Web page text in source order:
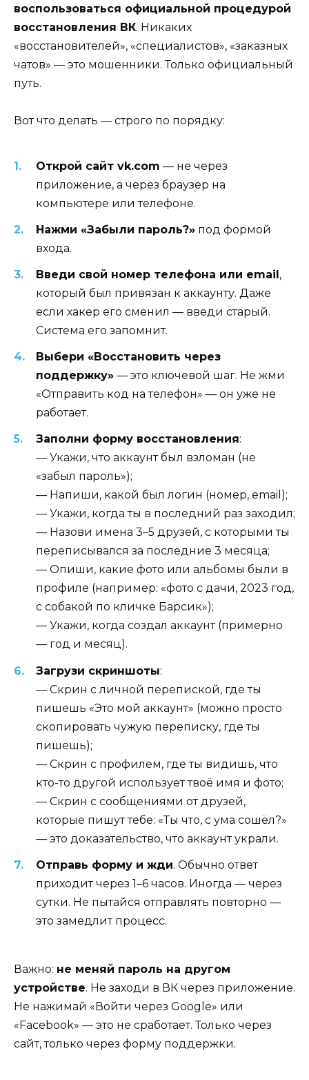
воспользоваться официальной процедурой
восстановления ВК. Никаких
«восстановителей», «специалистов», «заказных
чатов» — это мошенники. Только официальный
путь.
Вот что делать — строго по порядку:
Открой сайт vk.com — не через
приложение, а через браузер на
компьютере или телефоне.
Нажми «Забыли пароль?» под формой
входа.
Введи свой номер телефона или email,
который был привязан к аккаунту. Даже
если хакер его сменил — введи старый.
Система его запомнит.
Выбери «Восстановить через
поддержку» — это ключевой шаг. Не жми
«Отправить код на телефон» — он уже не
работает.
Заполни форму восстановления:
— Укажи, что аккаунт был взломан (не
«забыл пароль»);
— Напиши, какой был логин (номер, email);
— Укажи, когда ты в последний раз заходил;
— Назови имена 3–5 друзей, с которыми ты
переписывался за последние 3 месяца;
— Опиши, какие фото или альбомы были в
профиле (например: «фото с дачи, 2023 год,
с собакой по кличке Барсик»);
— Укажи, когда создал аккаунт (примерно
— год и месяц).
Загрузи скриншоты:
— Скрин с личной перепиской, где ты
пишешь «Это мой аккаунт» (можно просто
скопировать чужую переписку, где ты
пишешь);
— Скрин с профилем, где ты видишь, что
кто-то другой использует твоё имя и фото;
— Скрин с сообщениями от друзей,
которые пишут тебе: «Ты что, с ума сошёл?»
— это доказательство, что аккаунт украли.
Отправь форму и жди. Обычно ответ
приходит через 1–6 часов. Иногда — через
сутки. Не пытайся отправлять повторно —
это замедлит процесс.
Важно: не меняй пароль на другом
устройстве. Не заходи в ВК через приложение.
Не нажимай «Войти через Google» или
«Facebook» — это не сработает. Только через
сайт, только через форму поддержки.